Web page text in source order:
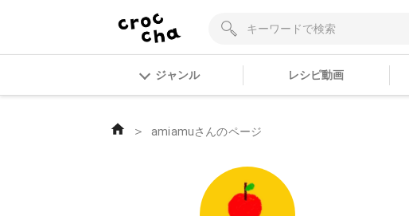
ジャンル レシピ動画
＞ amiamuさんのページ